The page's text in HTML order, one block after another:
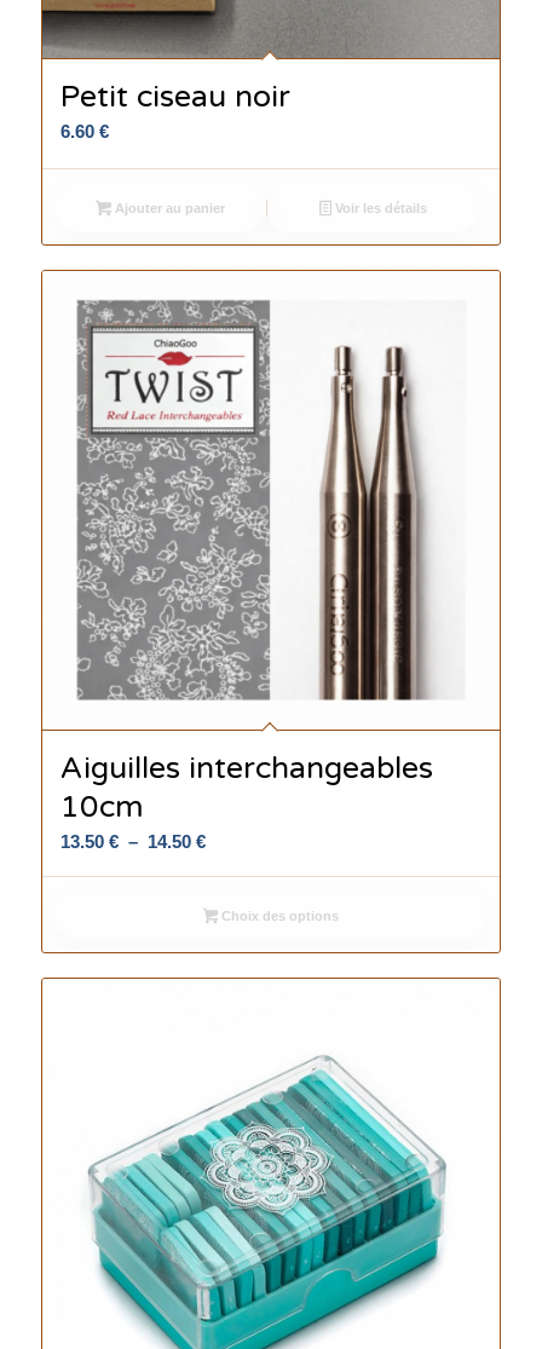
Petit ciseau noir
6.60 €
Ajouter au panier Voir les détails
Aiguilles interchangeables
10cm
13.50 € – 14.50 €Plage
13.50 €
à
14.50 €
Choix des options